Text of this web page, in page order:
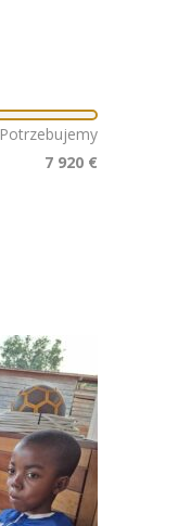
Potrzebujemy
7 920 €